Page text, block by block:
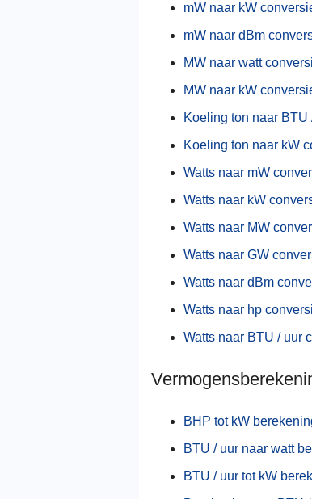
mW naar kW
mW naar dBm
MW naar watt
MW naar kW
Koeling ton naar BTU
Koeling ton naar kW
Watts naar mW
Watts naar kW
Watts naar MW
Watts naar GW
Watts naar dBm
Watts naar hp
Watts naar BTU / uur
BHP tot kW
BTU / uur naar watt
BTU / uur tot kW